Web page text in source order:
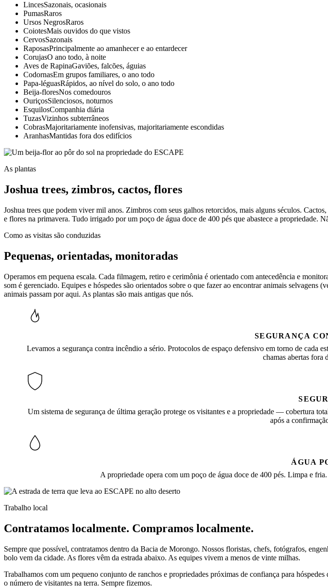
LincesSazonais, ocasionais
PumasRaros
Ursos NegrosRaros
CoiotesMais ouvidos do que vistos
CervosSazonais
RaposasPrincipalmente ao amanhecer e ao entardecer
CorujasO ano todo, à noite
Aves de RapinaGaviões, falcões, águias
CodornasEm grupos familiares, o ano todo
Papa-léguasRápidos, ao nível do solo, o ano todo
Beija-floresNos comedouros
OuriçosSilenciosos, noturnos
EsquilosCompanhia diária
TuzasVizinhos subterrâneos
CobrasMajoritariamente inofensivas, majoritariamente escondidas
AranhasMantidas fora dos edifícios
As plantas
Joshua trees, zimbros, cactos, flores
Joshua trees que podem viver mil anos. Zimbros com seus galhos retorcidos, mais alguns séculos.
e flores na primavera. Tudo irrigado por um poço de água doce de 400 pés que abastece a propriedade.
Como as visitas são conduzidas
Pequenas, orientadas, monitoradas
Operamos em pequena escala. Cada filmagem, retiro e cerimônia é orientado com antecedência e
som é gerenciado. Equipes e hóspedes são orientados sobre o que fazer ao encontrar animais
animais passam por aqui. As plantas são mais antigas que nós.
SEGURANÇA
Levamos a segurança contra incêndio a sério. Protocolos de espaço defensivo em torno de cada
chamas abertas fora
Um sistema de segurança de última geração protege os visitantes e a propriedade — cobertura
após a
ÁGUA
A propriedade opera com um poço de água doce de 400 pés. Limpa e
Trabalho local
Contratamos localmente. Compramos localmente.
Sempre que possível, contratamos dentro da Bacia de Morongo. Nossos floristas, chefs, fotógrafos,
bolo vem da cidade. As flores vêm da estrada abaixo. As equipes vivem a menos de vinte milhas.
Trabalhamos com um pequeno conjunto de ranchos e propriedades próximas de confiança para
o número de visitantes na terra. Sempre fizemos.